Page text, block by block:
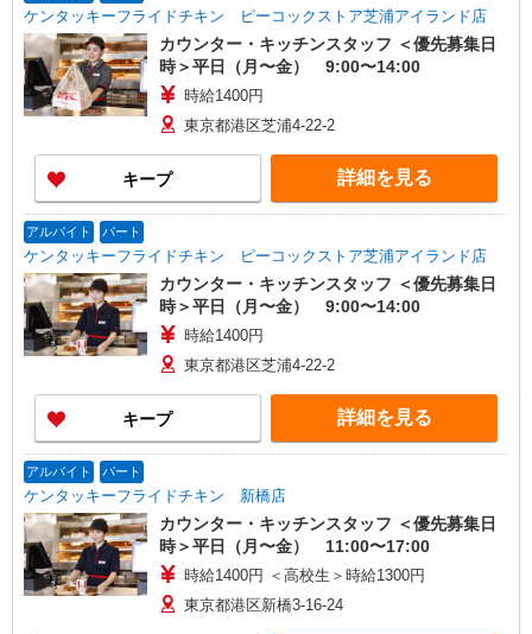
ケンタッキーフライドチキン ピーコックストア芝浦アイランド店
カウンター・キッチンスタッフ ＜優先募集日
時＞平日（月〜金） 9:00〜14:00
時給1400円
東京都港区芝浦4-22-2
キープ 詳細を見る
アルバイト パート
ケンタッキーフライドチキン ピーコックストア芝浦アイランド店
カウンター・キッチンスタッフ ＜優先募集日
時＞平日（月〜金） 9:00〜14:00
時給1400円
東京都港区芝浦4-22-2
キープ 詳細を見る
アルバイト パート
ケンタッキーフライドチキン 新橋店
カウンター・キッチンスタッフ ＜優先募集日
時＞平日（月〜金） 11:00〜17:00
時給1400円 ＜高校生＞時給1300円
東京都港区新橋3-16-24